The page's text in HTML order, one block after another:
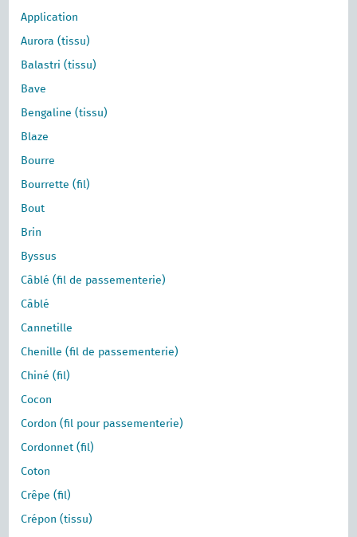
Application
Aurora (tissu)
Balastri (tissu)
Bave
Bengaline (tissu)
Blaze
Bourre
Bourrette (fil)
Bout
Brin
Byssus
Câblé (fil de passementerie)
Câblé
Cannetille
Chenille (fil de passementerie)
Chiné (fil)
Cocon
Cordon (fil pour passementerie)
Cordonnet (fil)
Coton
Crêpe (fil)
Crépon (tissu)